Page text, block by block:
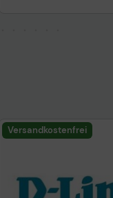
Versandkostenfrei